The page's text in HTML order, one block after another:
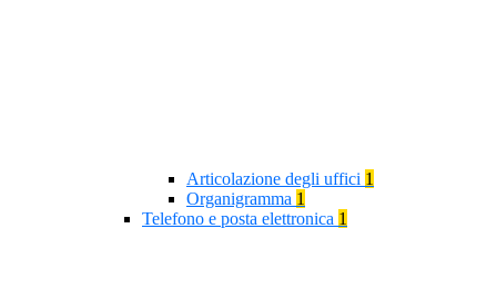
Articolazione degli uffici 1
Organigramma 1
Telefono e posta elettronica 1